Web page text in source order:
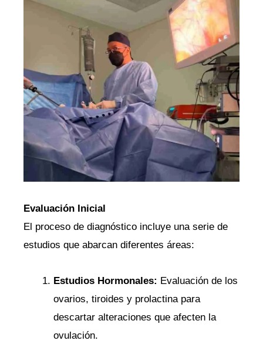
Evaluación Inicial
El proceso de diagnóstico incluye una serie de
estudios que abarcan diferentes áreas:
Estudios Hormonales: Evaluación de los
ovarios, tiroides y prolactina para
descartar alteraciones que afecten la
ovulación.